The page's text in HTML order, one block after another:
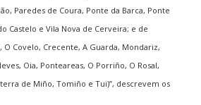
Paredes de Coura, Ponte da Barca, Ponte
Castelo e Vila Nova de Cerveira; e de
O Covelo, Crecente, A Guarda, Mondariz,
Oia, Ponteareas, O Porriño, O Rosal,
de Miño, Tomiño e Tui)”, descrevem os